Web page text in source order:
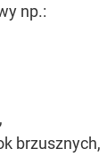
np.:
brzusznych,